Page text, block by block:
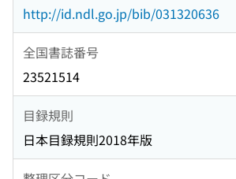
http://id.ndl.go.jp/bib/031320636
全国書誌番号
23521514
目録規則
日本目録規則2018年版